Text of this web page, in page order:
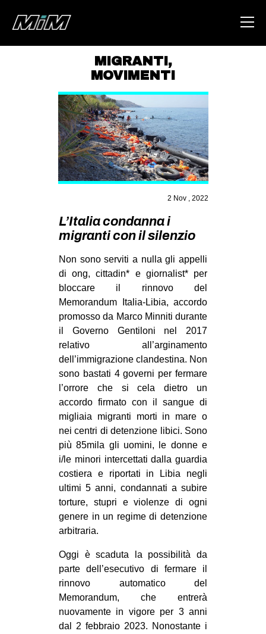
HOME
ABOUT
AREA
DEGENERAZIONE
GAZA FREESTYLE
STUDENTI TSUNAMI
MILANO
MOBILITAZIONI
SPAZI
SPORT POPOLARE
MOVIMENTI
AMBIENTE
ANTIFASCISMO
DIRITTO ALL’ABITARE
GENERI
MIGRAZIONI
PRECARIATO
REPRESSIONE
STUDENTI
ARTE
CINEMA
MANIFESTI
MUSICA
MIGRANTI ,
MOVIMENTI
2 Nov , 2022
L’Italia condanna i
migranti con il silenzio
Non sono serviti a nulla gli appelli
di ong, cittadin* e giornalist* per
bloccare il rinnovo del
Memorandum Italia-Libia, accordo
promosso da Marco Minniti durante
il Governo Gentiloni nel 2017
relativo all’arginamento
dell’immigrazione clandestina. Non
sono bastati 4 governi per fermare
l’orrore che si cela dietro un
accordo firmato con il sangue di
migliaia migranti morti in mare o
nei centri di detenzione libici. Sono
più 85mila gli uomini, le donne e
i/le minori intercettati dalla guardia
costiera e riportati in Libia negli
ultimi 5 anni, condannati a subire
torture, stupri e violenze di ogni
genere in un regime di detenzione
arbitraria.
Oggi è scaduta la possibilità da
parte dell’esecutivo di fermare il
rinnovo automatico del
Memorandum, che entrerà
nuovamente in vigore per 3 anni
dal 2 febbraio 2023. Nonostante i